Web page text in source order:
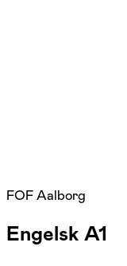
FOF Aalborg
Engelsk A1